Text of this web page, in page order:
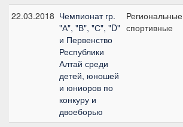
22.03.2018 Чемпионат гр.
"А", "В", "С", "D"
и Первенство
Республики
Алтай среди
детей, юношей
и юниоров по
конкуру и
двоеборью
Региональные
спортивные